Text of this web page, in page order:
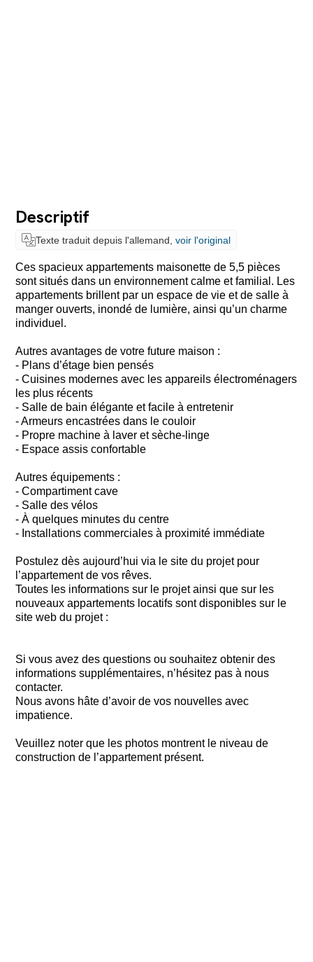
Descriptif
Texte traduit depuis l'allemand, voir l'original
Ces spacieux appartements maisonette de 5,5 pièces
sont situés dans un environnement calme et familial. Les
appartements brillent par un espace de vie et de salle à
manger ouverts, inondé de lumière, ainsi qu’un charme
individuel.
Autres avantages de votre future maison :
- Plans d’étage bien pensés
- Cuisines modernes avec les appareils électroménagers
les plus récents
- Salle de bain élégante et facile à entretenir
- Armeurs encastrées dans le couloir
- Propre machine à laver et sèche-linge
- Espace assis confortable
Autres équipements :
- Compartiment cave
- Salle des vélos
- À quelques minutes du centre
- Installations commerciales à proximité immédiate
Postulez dès aujourd’hui via le site du projet pour
l’appartement de vos rêves.
Toutes les informations sur le projet ainsi que sur les
nouveaux appartements locatifs sont disponibles sur le
site web du projet :
Si vous avez des questions ou souhaitez obtenir des
informations supplémentaires, n’hésitez pas à nous
contacter.
Nous avons hâte d’avoir de vos nouvelles avec
impatience.
Veuillez noter que les photos montrent le niveau de
construction de l’appartement présent.